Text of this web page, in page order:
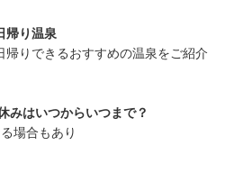
帰り温泉
帰りできるおすすめの温泉をご紹介
みはいつからいつまで？
場合もあり